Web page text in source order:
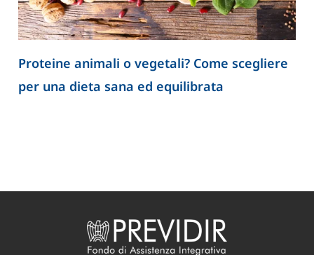
Proteine animali o vegetali? Come scegliere
per una dieta sana ed equilibrata